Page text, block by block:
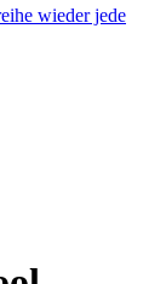
wieder jede